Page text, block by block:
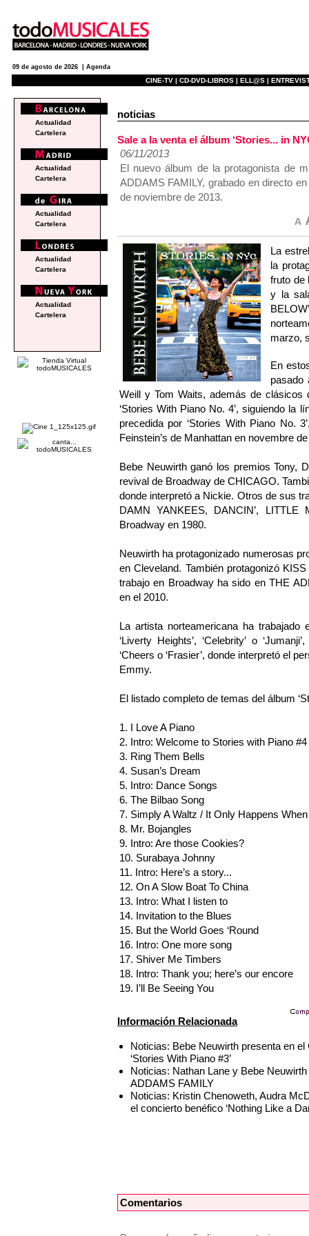
09 de agosto de 2026 | Agenda
CINE-TV | CD-DVD-LIBROS | ELL@S |
noticias
Sale a la venta el álbum ‘Stories... in
06/11/2013
El nuevo álbum de la protagonista de
ADDAMS FAMILY, grabado en directo
de noviembre de 2013.
La
la
fruto de
y la
marzo,
En
pasado
Weill y Tom Waits, además de clásicos
‘Stories With Piano No. 4’, siguiendo la
precedida por ‘Stories With Piano No.
Feinstein’s de Manhattan en novembre
Bebe Neuwirth ganó los premios Tony,
revival de Broadway de CHICAGO.
donde interpretó a Nickie. Otros de sus
DAMN YANKEES, DANCIN’,
Broadway en 1980.
Neuwirth ha protagonizado numerosas
en Cleveland. También protagonizó
trabajo en Broadway ha sido en THE
en el 2010.
La artista norteamericana ha trabajado
‘Liverty Heights’, ‘Celebrity’ o
‘Cheers o ‘Frasier’, donde interpretó el
Emmy.
El listado completo de temas del álbum
1. I Love A Piano
2. Intro: Welcome to Stories with Piano #4
3. Ring Them Bells
4. Susan’s Dream
5. Intro: Dance Songs
6. The Bilbao Song
7. Simply A Waltz / It Only Happens
8. Mr. Bojangles
9. Intro: Are those Cookies?
10. Surabaya Johnny
11. Intro: Here’s a story...
12. On A Slow Boat To China
13. Intro: What I listen to
14. Invitation to the Blues
15. But the World Goes ‘Round
16. Intro: One more song
17. Shiver Me Timbers
18. Intro: Thank you; here’s our encore
19. I’ll Be Seeing You
Información Relacionada
Noticias: Bebe Neuwirth presenta en el
‘Stories With Piano #3’
Noticias: Nathan Lane y Bebe
ADDAMS FAMILY
Noticias: Kristin Chenoweth, Audra
el concierto benéfico ‘Nothing Like a
Comentarios
Actualidad
Cartelera
Actualidad
Cartelera
Actualidad
Cartelera
Actualidad
Cartelera
Actualidad
Cartelera